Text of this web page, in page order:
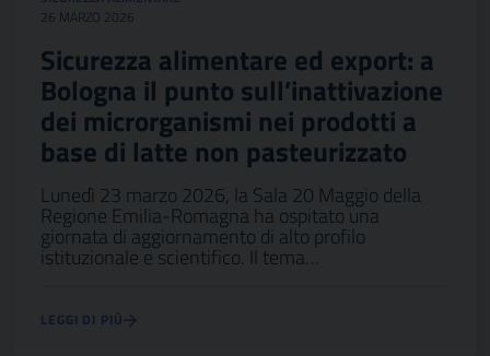
26 MARZO 2026
Sicurezza alimentare ed export: a
Bologna il punto sull’inattivazione
dei microrganismi nei prodotti a
base di latte non pasteurizzato
Lunedì 23 marzo 2026, la Sala 20 Maggio della
Regione Emilia-Romagna ha ospitato una
giornata di aggiornamento di alto profilo
istituzionale e scientifico. Il tema…
LEGGI DI PIÙ